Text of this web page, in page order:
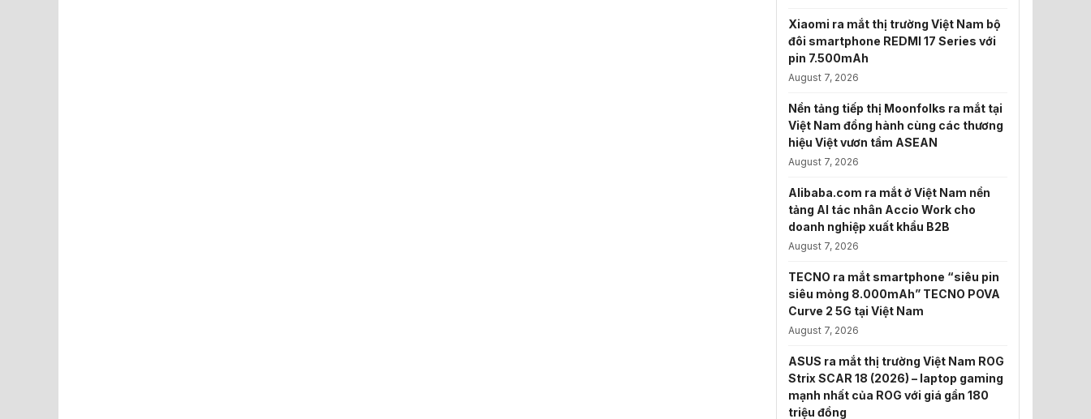
Xiaomi ra mắt thị trường Việt Nam bộ
đôi smartphone REDMI 17 Series với
pin 7.500mAh
August 7, 2026
Nền tảng tiếp thị Moonfolks ra mắt tại
Việt Nam đồng hành cùng các thương
hiệu Việt vươn tầm ASEAN
August 7, 2026
Alibaba.com ra mắt ở Việt Nam nền
tảng AI tác nhân Accio Work cho
doanh nghiệp xuất khẩu B2B
August 7, 2026
TECNO ra mắt smartphone “siêu pin
siêu mỏng 8.000mAh” TECNO POVA
Curve 2 5G tại Việt Nam
August 7, 2026
ASUS ra mắt thị trường Việt Nam ROG
Strix SCAR 18 (2026) – laptop gaming
mạnh nhất của ROG với giá gần 180
triệu đồng